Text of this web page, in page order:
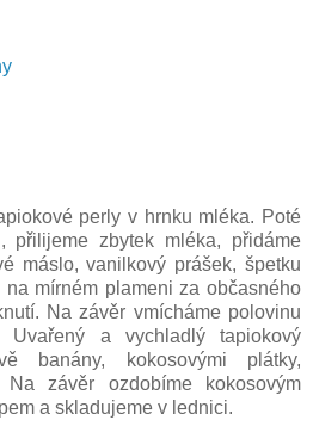
perly v hrnku mléka. Poté
přilijeme zbytek mléka, přidáme
máslo, vanilkový prášek, špetku
mírném plameni za občasného
Na závěr vmícháme polovinu
Uvařený a vychladlý tapiokový
banány, kokosovými plátky,
Na závěr ozdobíme kokosovým
a skladujeme v lednici.